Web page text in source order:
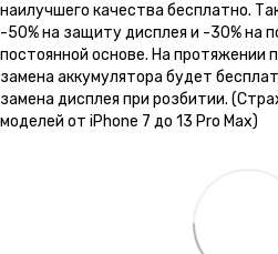
наилучшего качества бесплатно.
-50% на защиту дисплея и -30% на
постоянной основе. На протяжении
замена аккумулятора будет
замена дисплея при розбитии.
моделей от iPhone 7 до 13 Pro Max)